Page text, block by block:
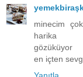
minecim
harika
gözüküyor
en içten
Yanıtla